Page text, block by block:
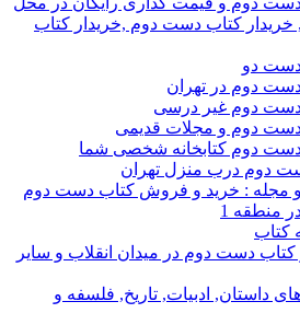
خریدار کتاب دست دوم ,خریدار کتاب
دست دو
دوم در تهران
دست دوم غیر درسی
دست دوم و مجلات قدیمی
دست دوم کتابخانه شخصی شما
دوم درب منزل تهران
و مجله : خرید و فروش کتاب دست دوم
منطقه 1
کتاب
کتاب دست دوم در میدان انقلاب و سایر
داستان, ادبیات, تاریخ, فلسفه و